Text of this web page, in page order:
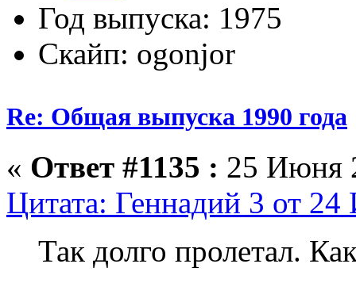
Год выпуска: 1975
Скайп: ogonjor
Re: Общая выпуска 1990 года
« Ответ #1135 : 25 Июня
Цитата: Геннадий 3 от
Так долго пролетал.